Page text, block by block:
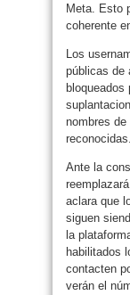
Meta. Esto
coherente
Los
públicas de
nombres
reconocidas.
Ante la
aclara que
siguen
la
habilitados
contacten
verán el